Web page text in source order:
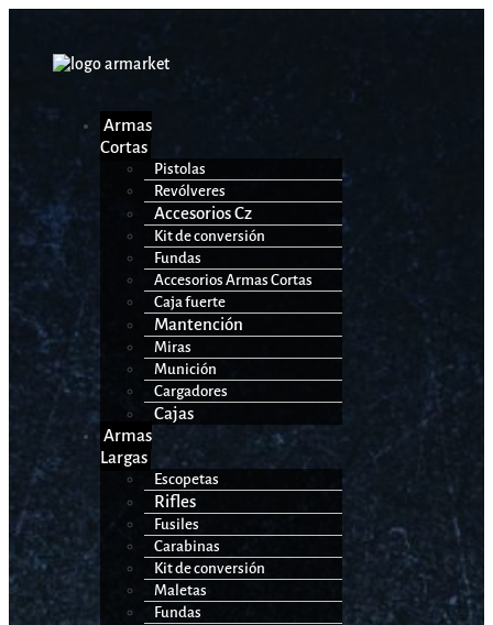
Armas
Cortas
Pistolas
Revólveres
Accesorios Cz
Kit de conversión
Fundas
Accesorios Armas Cortas
Caja fuerte
Mantención
Miras
Munición
Cargadores
Cajas
Armas
Largas
Escopetas
Rifles
Fusiles
Carabinas
Kit de conversión
Maletas
Fundas